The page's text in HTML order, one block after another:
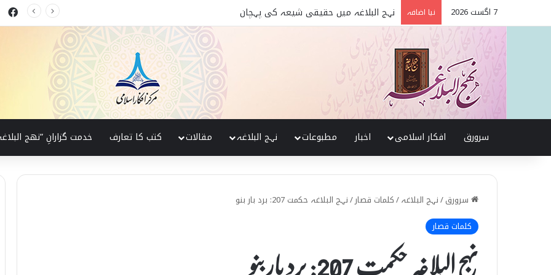
7 اگست 2026 نیا اضافہ تربیت اولاد کے بنیادی اصول نہج البلاغہ کی روشنی میں
سرورق افکار اسلامی اخبار مطبوعات نہج البلاغہ مقالات کتب کا تعارف خدمت گزارانِ ”نھج
سرورق/نہج البلاغہ/کلمات قصار/نہج البلاغہ حکمت 207: برد بار بنو
کلمات قصار